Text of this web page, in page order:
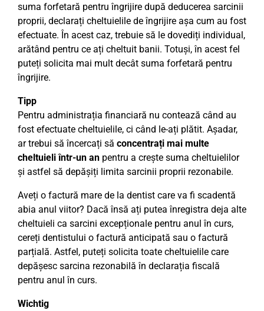
suma forfetară pentru îngrijire după deducerea sarcinii
proprii, declarați cheltuielile de îngrijire așa cum au fost
efectuate. În acest caz, trebuie să le dovediți individual,
arătând pentru ce ați cheltuit banii. Totuși, în acest fel
puteți solicita mai mult decât suma forfetară pentru
îngrijire.
Tipp
Pentru administrația financiară nu contează când au
fost efectuate cheltuielile, ci când le-ați plătit. Așadar,
ar trebui să încercați să concentrați mai multe
cheltuieli într-un an pentru a crește suma cheltuielilor
și astfel să depășiți limita sarcinii proprii rezonabile.
Aveți o factură mare de la dentist care va fi scadentă
abia anul viitor? Dacă însă ați putea înregistra deja alte
cheltuieli ca sarcini excepționale pentru anul în curs,
cereți dentistului o factură anticipată sau o factură
parțială. Astfel, puteți solicita toate cheltuielile care
depășesc sarcina rezonabilă în declarația fiscală
pentru anul în curs.
Wichtig